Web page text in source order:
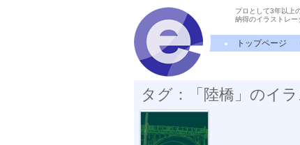
プロとして3年以上
納得のイラストレー
トップページ
タグ：「陸橋」のイラ
「響橋（HIBI...